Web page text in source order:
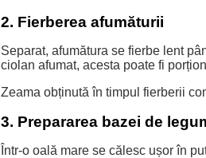
2. Fierberea afumăturii
Separat, afumătura se fierbe lent
ciolan afumat, acesta poate fi
Zeama obținută în timpul fierberii
3. Prepararea bazei de
Într-o oală mare se călesc ușor în